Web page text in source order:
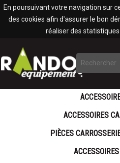
En poursuivant votre navigation sur
des cookies afin d'assurer le bon
réaliser des statistiques
ACCESSOIRES
PIÈCES
Panneau de gestion des cookies